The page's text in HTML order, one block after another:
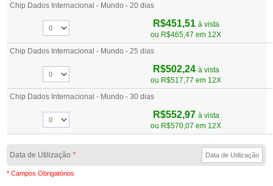
Chip Dados Internacional - Mundo - 20 dias
R$451,51 à vista
ou R$465,47 em 12X
Chip Dados Internacional - Mundo - 25 dias
R$502,24 à vista
ou R$517,77 em 12X
Chip Dados Internacional - Mundo - 30 dias
R$552,97 à vista
ou R$570,07 em 12X
Data de Utilização*
* Campos Obrigatórios